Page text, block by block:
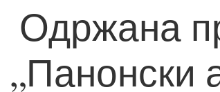
Одржана
„Панонски